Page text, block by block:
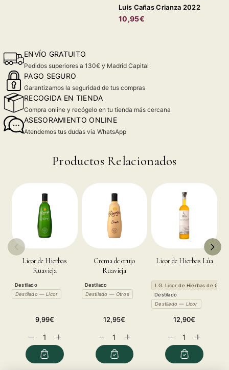
Luis Cañas Crianza 2022
10,95€
ENVÍO GRATUITO
Pedidos superiores a 130€ y Madrid Capital
PAGO SEGURO
Garantizamos la seguridad de tus compras
RECOGIDA EN TIENDA
Compra online y recógelo en tu tienda más cercana
ASESORAMIENTO ONLINE
Atendemos tus dudas via WhatsApp
Productos Relacionados
Licor de Hierbas
Ruavieja
Destilado
Destilado — Licor
Precio
9,99€
Reducir
cantidad
para
Licor
Aumentar
cantidad
para
Licor
Crema de orujo
Ruavieja
Destilado
Destilado — Otros
Precio
12,95€
Reducir
cantidad
para
Licor
Aumentar
cantidad
para
Licor
Licor de Hierbas Lúa
I.G. Licor de Hierbas de
Destilado
Destilado — Licor
Precio
12,90€
Reducir
cantidad
para
Licor
Aumentar
cantidad
para
Licor